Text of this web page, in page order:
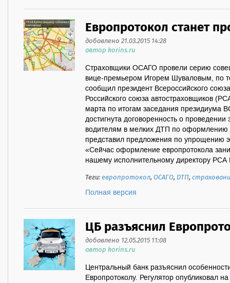
Европротокол станет
добавлено 21.03.2015 14:28
автор korins.ru
Страховщики ОСАГО провели серию
вице-премьером Игорем Шуваловым, по
сообщил президент Всероссийского
Российского союза автостраховщиков
марта по итогам заседания президиума
достигнута договоренность о
водителям в мелких ДТП по оформлению
представил предложения по упрощению
«Сейчас оформление европротокола
нашему исполнительному директору
Теги:европротокол,ОСАГО, ДТП,
Полная версия
ЦБ разъяснил
добавлено 12.05.2015 11:08
автор korins.ru
Центральный банк разъяснил
Европротоколу. Регулятор опубликовал